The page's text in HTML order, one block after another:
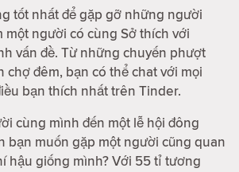
tốt nhất để gặp gỡ những người
một người có cùng Sở thích với
vấn đề. Từ những chuyến phượt
chợ đêm, bạn có thể chat với mọi
bạn thích nhất trên Tinder.
cùng mình đến một lễ hội đông
bạn muốn gặp một người cũng quan
hậu giống mình? Với 55 tỉ tương